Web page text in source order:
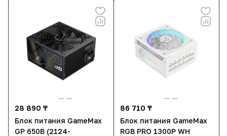
28 890 ₸
Блок питания GameMax
GP 650B (2124-
86 710 ₸
Блок питания GameMax
RGB PRO 1300P WH